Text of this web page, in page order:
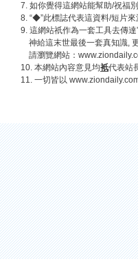
7. 如你覺得這網站能幫助/祝福
8. “◆”此標誌代表這資料/短片來
9. 這網站祇作為一套工具去傳
神給這末世最後一套真知識,
請瀏覽網站：
10. 本網站內容意見均衹代表站
11. 一切皆以